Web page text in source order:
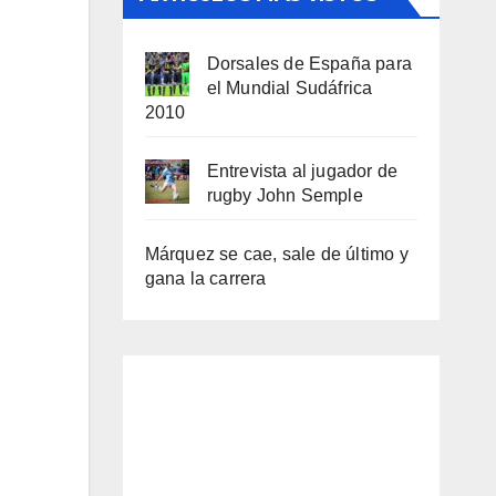
Dorsales de España para
el Mundial Sudáfrica
2010
Entrevista al jugador de
rugby John Semple
Márquez se cae, sale de último y
gana la carrera